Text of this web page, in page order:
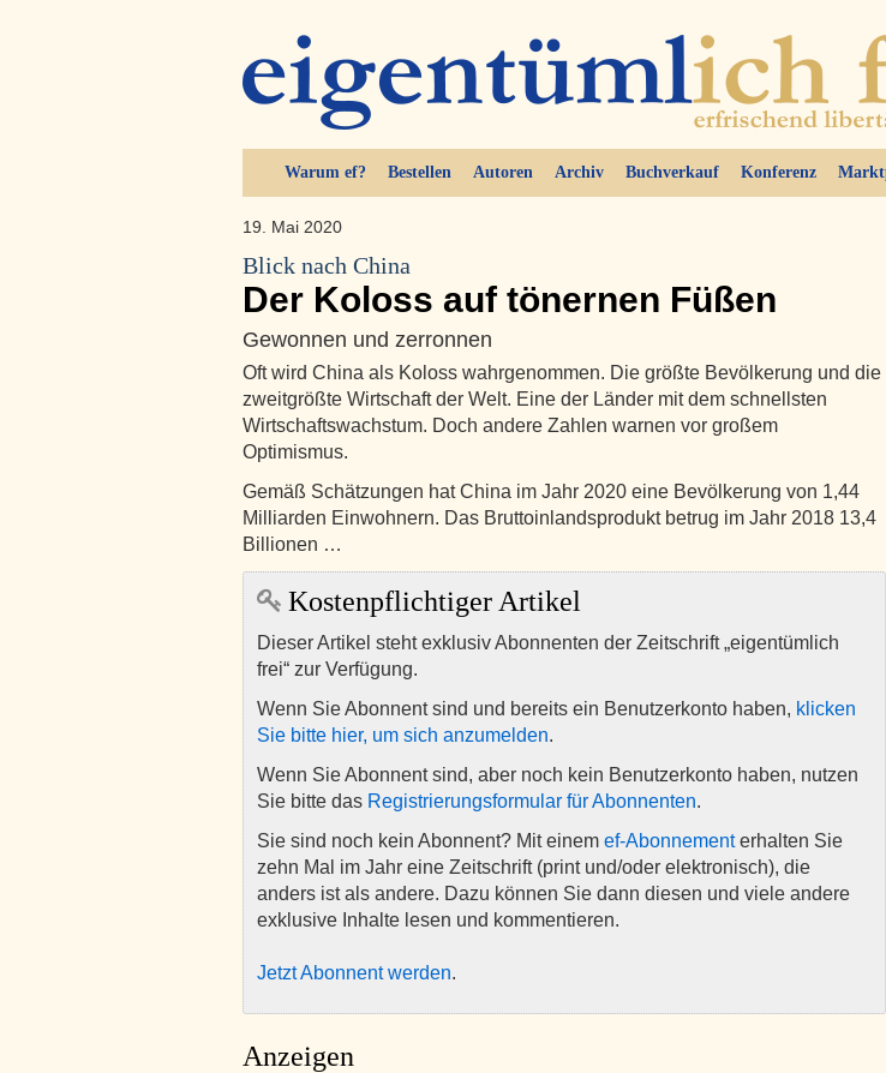
Warum ef? Bestellen Autoren Archiv Buchverkauf Konferenz
19. Mai 2020
Blick nach China
Der Koloss auf tönernen Füßen
Gewonnen und zerronnen
Oft wird China als Koloss wahrgenommen. Die größte Bevölkerung und die
zweitgrößte Wirtschaft der Welt. Eine der Länder mit dem schnellsten
Wirtschaftswachstum. Doch andere Zahlen warnen vor großem
Optimismus.
Gemäß Schätzungen hat China im Jahr 2020 eine Bevölkerung von 1,44
Milliarden Einwohnern. Das Bruttoinlandsprodukt betrug im Jahr 2018 13,4
Billionen …
Kostenpflichtiger Artikel
Dieser Artikel steht exklusiv Abonnenten der Zeitschrift „eigentümlich
frei“ zur Verfügung.
Wenn Sie Abonnent sind und bereits ein Benutzerkonto haben, klicken
Sie bitte hier, um sich anzumelden.
Wenn Sie Abonnent sind, aber noch kein Benutzerkonto haben, nutzen
Sie bitte das Registrierungsformular für Abonnenten.
Sie sind noch kein Abonnent? Mit einem ef-Abonnementerhalten Sie
zehn Mal im Jahr eine Zeitschrift (print und/oder elektronisch), die
anders ist als andere. Dazu können Sie dann diesen und viele andere
exklusive Inhalte lesen und kommentieren.
Jetzt Abonnent werden.
Anzeigen